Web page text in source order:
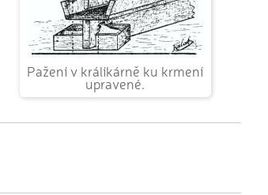
Pažení v králíkárně ku krmení
upravené.